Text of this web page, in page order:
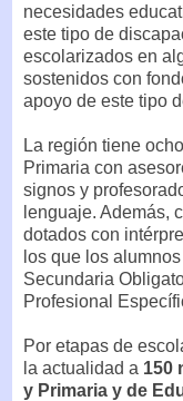
necesidades
este tipo de
escolarizados en
sostenidos con
apoyo de este tipo
La región tiene
Primaria con
signos y
lenguaje. Además,
dotados con
los que los
Secundaria
Profesional
Por etapas de
la actualidad a 150
y Primaria y de